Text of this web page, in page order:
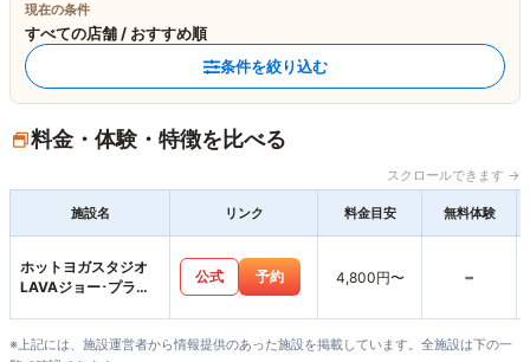
現在の条件
すべての店舗 / おすすめ順
条件を絞り込む
料金・体験・特徴を比べる
スクロールできます →
施設名 リンク 料金目安 無料体験
ホットヨガスタジオ
LAVAジョー･プラ松
公式 予約 4,800円〜 -
※上記には、施設運営者から情報提供のあった施設を掲載しています。全施設は下の一